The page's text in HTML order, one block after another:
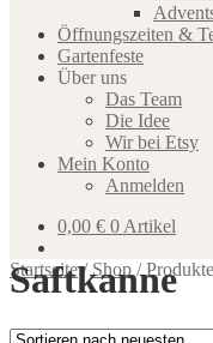
Öffnungszeiten &
Gartenfeste
Über uns
Das Team
Die Idee
Wir bei Etsy
Mein Konto
Anmelden
0,00 € 0 Artikel
Startseite/ Shop /
Saftkanne